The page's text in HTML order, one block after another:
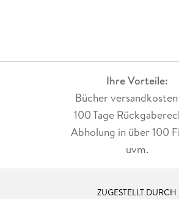
Ihre Vorteile:
Bücher
100 Tage
Abholung in über 100
uvm.
ZUGESTELLT DURCH